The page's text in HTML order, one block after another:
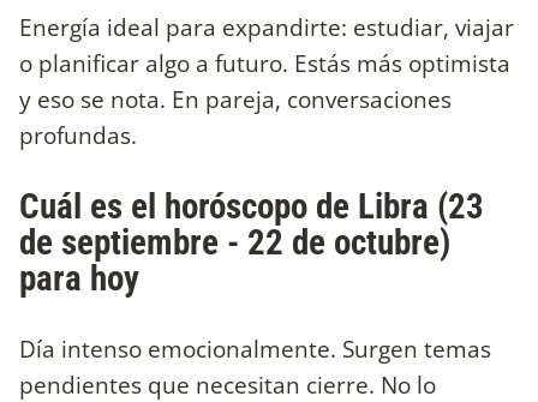
Energía ideal para expandirte: estudiar, viajar
o planificar algo a futuro. Estás más optimista
y eso se nota. En pareja, conversaciones
profundas.
Cuál es el horóscopo de Libra (23
de septiembre - 22 de octubre)
para hoy
Día intenso emocionalmente. Surgen temas
pendientes que necesitan cierre. No lo